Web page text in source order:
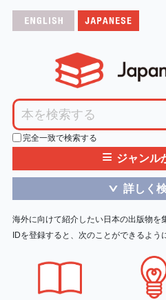
完全一致で検索する
≡ ジャンル
＞ 詳しく
海外に向けて紹介したい日本の出版物を
IDを登録すると、次のことができるよう